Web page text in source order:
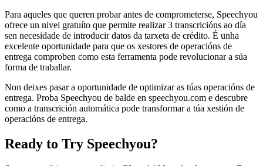
Para aqueles que queren probar antes de comprometerse, Speechyou
ofrece un nivel gratuíto que permite realizar 3 transcricións ao día
sen necesidade de introducir datos da tarxeta de crédito. É unha
excelente oportunidade para que os xestores de operacións de
entrega comproben como esta ferramenta pode revolucionar a súa
forma de traballar.
Non deixes pasar a oportunidade de optimizar as túas operacións de
entrega. Proba Speechyou de balde en speechyou.com e descubre
como a transcrición automática pode transformar a túa xestión de
operacións de entrega.
Ready to Try Speechyou?